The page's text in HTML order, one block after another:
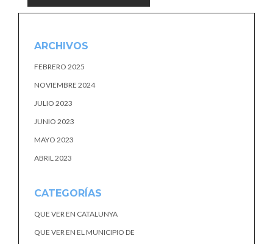
ARCHIVOS
FEBRERO 2025
NOVIEMBRE 2024
JULIO 2023
JUNIO 2023
MAYO 2023
ABRIL 2023
CATEGORÍAS
QUE VER EN CATALUNYA
QUE VER EN EL MUNICIPIO DE